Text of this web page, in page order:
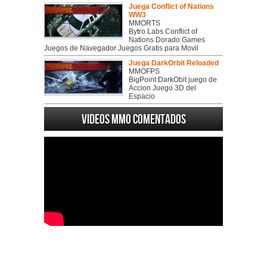
Juega Conflict of Nations
WW3
MMORTS
Bytro Labs Conflict of
Nations Dorado Games
Juegos de Navegador Juegos Gratis para Movil
Juega DarkOrbit Reloaded
MMOFPS
BigPoint DarkObit juego de
Accion Juego 3D del
Espacio
Videos MMO Comentados